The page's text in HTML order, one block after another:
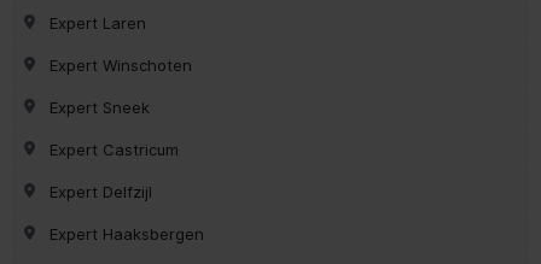
Expert Laren
Expert Winschoten
Expert Sneek
Expert Castricum
Expert Delfzijl
Expert Haaksbergen